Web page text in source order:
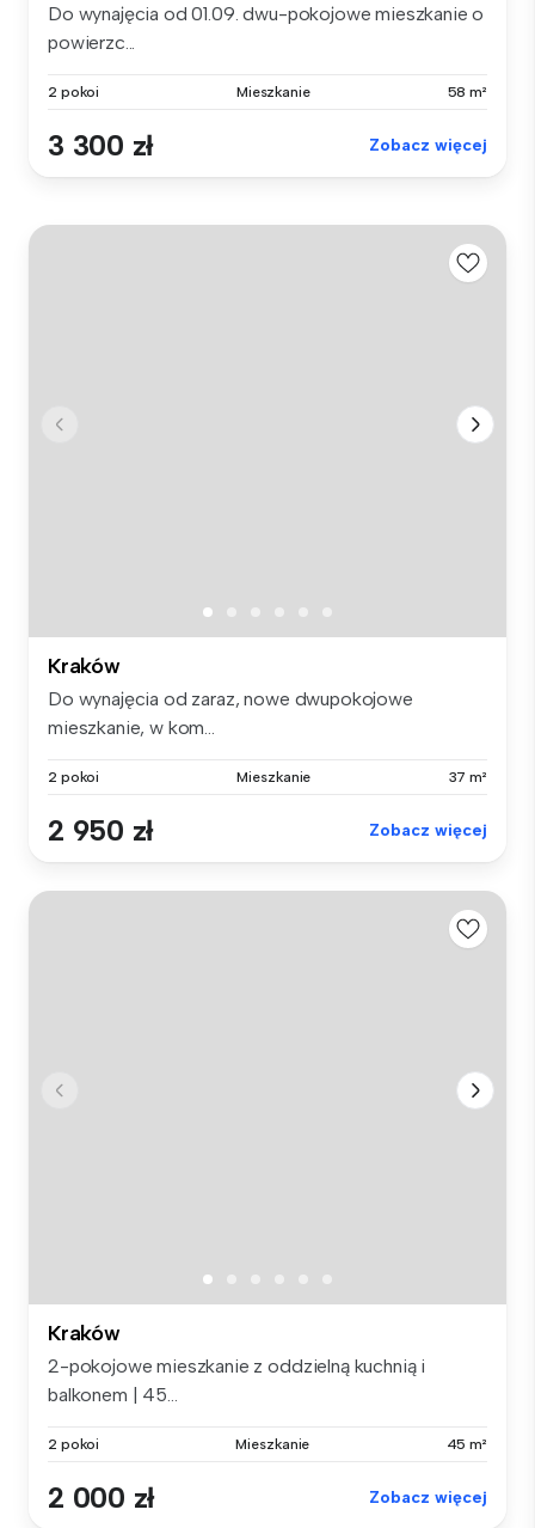
Do wynajęcia od 01.09. dwu-pokojowe mieszkanie o
powierzc...
2 pokoi Mieszkanie 58 m²
3 300 zł Zobacz więcej
Kraków
Do wynajęcia od zaraz, nowe dwupokojowe
mieszkanie, w kom...
2 pokoi Mieszkanie 37 m²
2 950 zł Zobacz więcej
Kraków
2-pokojowe mieszkanie z oddzielną kuchnią i
balkonem | 45...
2 pokoi Mieszkanie 45 m²
2 000 zł Zobacz więcej